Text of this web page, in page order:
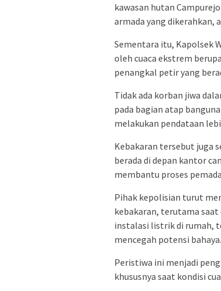
kawasan hutan
armada yang dikerahkan,
Sementara itu, Kapolsek
oleh cuaca ekstrem
penangkal petir yang
Tidak ada korban jiwa
pada bagian atap
melakukan pendataan
Kebakaran tersebut juga
berada di depan kantor
membantu proses
Pihak kepolisian turut
kebakaran, terutama
instalasi listrik di rumah,
mencegah potensi bahaya.
Peristiwa ini menjadi
khususnya saat kondisi